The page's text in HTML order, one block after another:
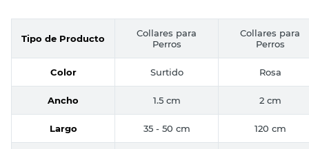
Tipo de Producto
Collares para
Perros
Collares para
Perros
Color Surtido Rosa
Ancho 1.5 cm 2 cm
Largo 35 - 50 cm 120 cm